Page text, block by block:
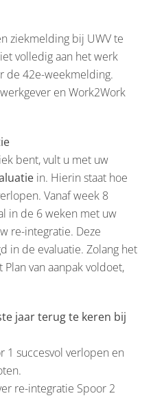
ziekmelding bij UWV te
volledig aan het werk
de 42e-weekmelding.
en Work2Work
bent, vult u met uw
in. Hierin staat hoe
Vanaf week 8
in de 6 weken met uw
re-integratie. Deze
in de evaluatie. Zolang het
van aanpak voldoet,
jaar terug te keren bij
1 succesvol verlopen en
re-integratie Spoor 2